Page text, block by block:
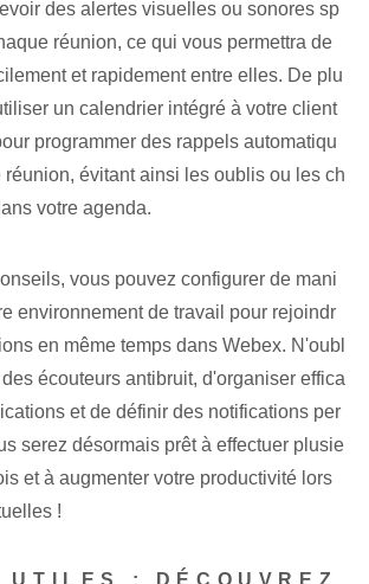
des alertes visuelles ou sonores sp
réunion, ce qui vous permettra de
et rapidement entre elles. De plu
un calendrier intégré à votre client
programmer des rappels automatiqu
réunion, évitant ainsi les oublis ou les ch
votre agenda.
vous pouvez configurer de mani
environnement de travail pour rejoindr
en même temps dans Webex. N'oubl
écouteurs antibruit, d'organiser effica
et de définir des notifications per
serez désormais prêt à effectuer plusie
et à augmenter votre productivité lors
!